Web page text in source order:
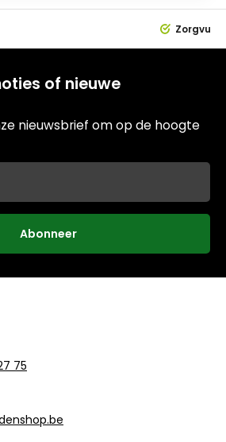
of nieuwe
nieuwsbrief om op de hoogte
Abonneer
75